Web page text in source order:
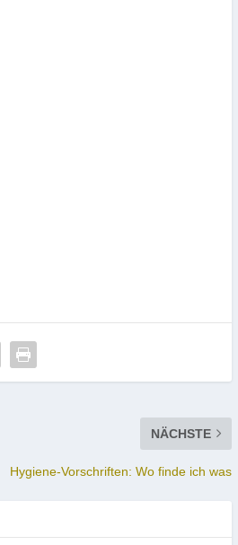
NÄCHSTE
Hygiene-Vorschriften: Wo finde ich was